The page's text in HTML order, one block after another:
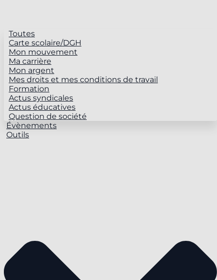
Toutes
Carte scolaire/DGH
Mon mouvement
Ma carrière
Mon argent
Mes droits et mes conditions de travail
Formation
Actus syndicales
Actus éducatives
Question de société
Évènements
Outils